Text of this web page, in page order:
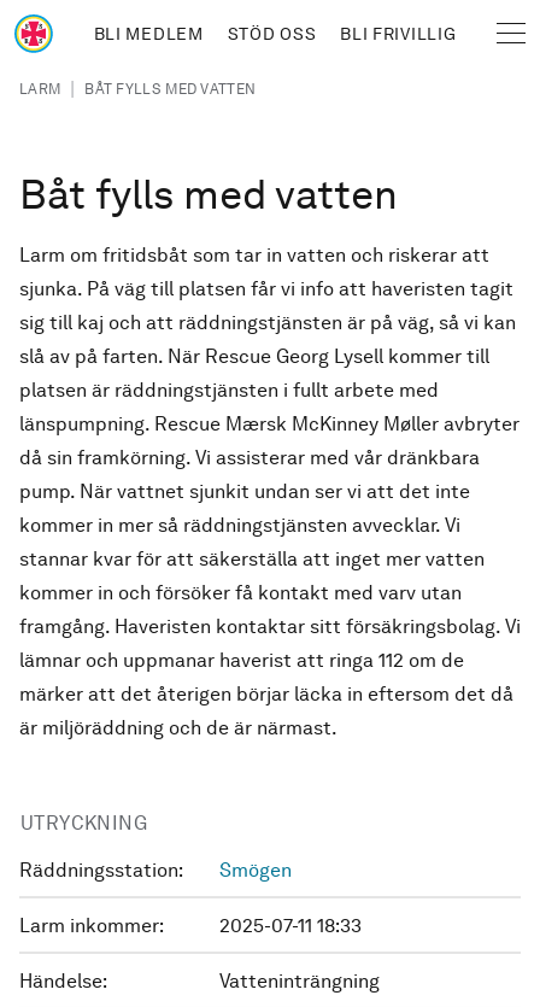
Hoppa till huvudinnehåll
BLI MEDLEM STÖD OSS BLI FRIVILLIG
Länkstig
LARM | BÅT FYLLS MED VATTEN
Båt fylls med vatten
Larm om fritidsbåt som tar in vatten och riskerar att
sjunka. På väg till platsen får vi info att haveristen tagit
sig till kaj och att räddningstjänsten är på väg, så vi kan
slå av på farten. När Rescue Georg Lysell kommer till
platsen är räddningstjänsten i fullt arbete med
länspumpning. Rescue Mærsk McKinney Møller avbryter
då sin framkörning. Vi assisterar med vår dränkbara
pump. När vattnet sjunkit undan ser vi att det inte
kommer in mer så räddningstjänsten avvecklar. Vi
stannar kvar för att säkerställa att inget mer vatten
kommer in och försöker få kontakt med varv utan
framgång. Haveristen kontaktar sitt försäkringsbolag. Vi
lämnar och uppmanar haverist att ringa 112 om de
märker att det återigen börjar läcka in eftersom det då
är miljöräddning och de är närmast.
UTRYCKNING
Räddningsstation: Smögen
Larm inkommer: 2025-07-11 18:33
Händelse: Vatteninträngning